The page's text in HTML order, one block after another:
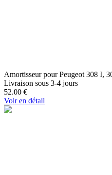
Amortisseur pour Peugeot 308 I,
Livraison sous 3-4 jours
52.00 €
Voir en détail